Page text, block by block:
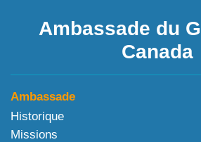
Ambassade du
Canada
Ambassade
Historique
Missions